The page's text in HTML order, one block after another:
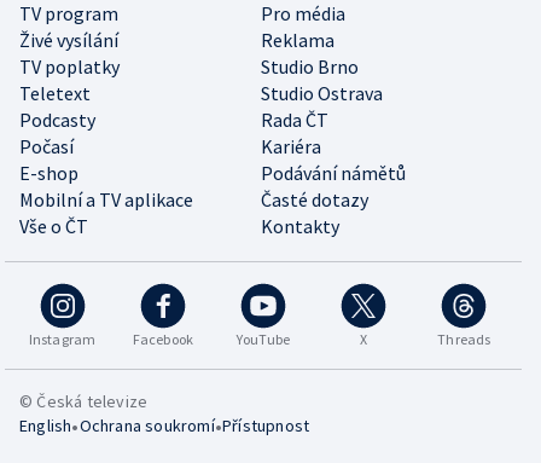
TV program
Pro média
Živé vysílání
Reklama
TV poplatky
Studio Brno
Teletext
Studio Ostrava
Podcasty
Rada ČT
Počasí
Kariéra
E-shop
Podávání námětů
Mobilní a TV aplikace
Časté dotazy
Vše o ČT
Kontakty
Instagram Facebook YouTube X Threads
© Česká televize
English•Ochrana soukromí•Přístupnost